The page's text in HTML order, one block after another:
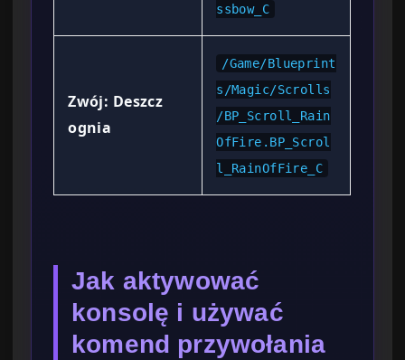
ssbow_C
Zwój: Deszcz
ognia
/Game/Blueprint
s/Magic/Scrolls
/BP_Scroll_Rain
OfFire.BP_Scrol
l_RainOfFire_C
Jak aktywować
konsolę i używać
komend przywołania